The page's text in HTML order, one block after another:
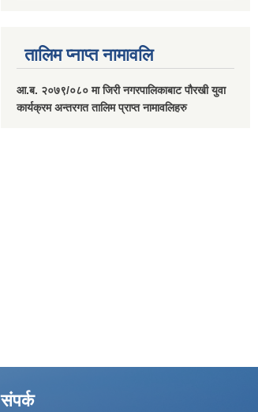
तालिम प्नाप्त नामावलि
आ.ब. २०७९/०८० मा जिरी नगरपालिकाबाट पौरखी युवा
कार्यक्रम अन्तरगत तालिम प्राप्त नामावलिहरु
संपर्क